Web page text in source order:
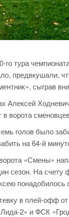
го тура
предвкушали,
сыграв
Алексей
в ворота
голов было
на 64-й
«Смены»
сезон. На счету
понадобилось
в плей-офф
2» и ФСК